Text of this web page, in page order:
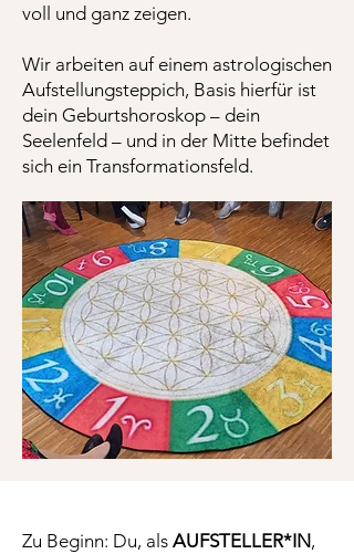
voll und ganz zeigen.
Wir arbeiten auf einem astrologischen
Aufstellungsteppich, Basis hierfür ist
dein Geburtshoroskop – dein
Seelenfeld – und in der Mitte befindet
sich ein Transformationsfeld.
Zu Beginn: Du, als AUFSTELLER*IN,